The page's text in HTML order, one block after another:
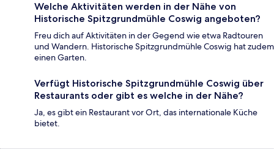
Welche Aktivitäten werden in der Nähe von
Historische Spitzgrundmühle Coswig angeboten?
Freu dich auf Aktivitäten in der Gegend wie etwa Radtouren
und Wandern. Historische Spitzgrundmühle Coswig hat zudem
einen Garten.
Verfügt Historische Spitzgrundmühle Coswig über
Restaurants oder gibt es welche in der Nähe?
Ja, es gibt ein Restaurant vor Ort, das internationale Küche
bietet.